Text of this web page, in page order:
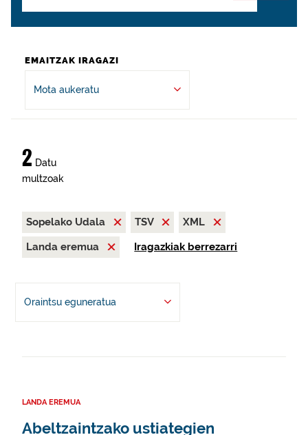
EMAITZAK IRAGAZI
Mota aukeratu
2 Datu
multzoak
Sopelako Udala TSV
XML
Landa eremua
Iragazkiak berrezarri
Oraintsu eguneratua
LANDA EREMUA
Abeltzaintzako ustiategien